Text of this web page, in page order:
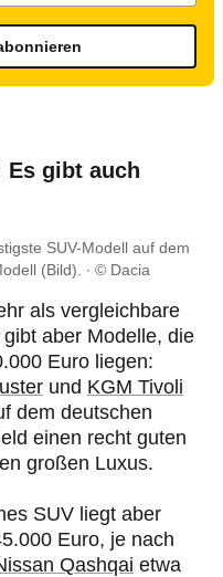
Es gibt auch
SUV-Modell auf dem
(Bild).
© Dacia
als vergleichbare
aber Modelle, die
Euro liegen:
und KGM Tivoli
dem deutschen
einen recht guten
großen Luxus.
SUV liegt aber
Euro, je nach
Qashqai etwa